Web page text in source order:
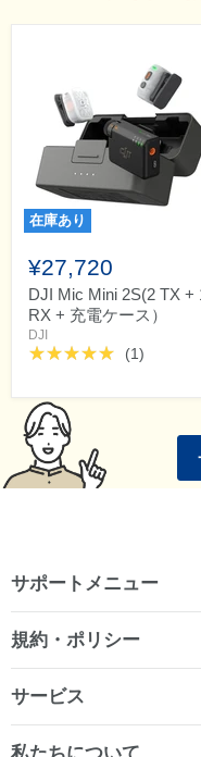
在庫あり
¥27,720
DJI Mic Mini 2S(2 TX +
RX + 充電ケース）
DJI
(1)
サポートメニュー
規約・ポリシー
サービス